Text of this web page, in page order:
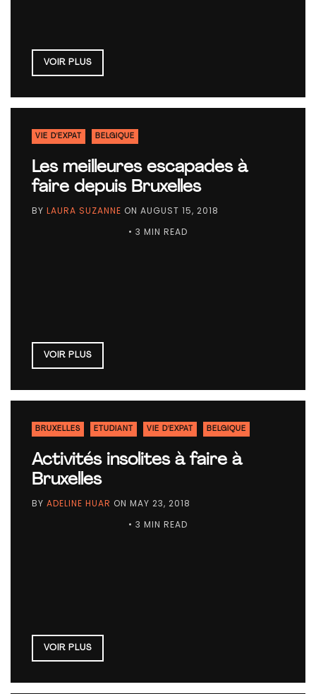
VOIR PLUS
VIE D'EXPAT BELGIQUE
Les meilleures escapades à
faire depuis Bruxelles
BY LAURA SUZANNE ON AUGUST 15, 2018
• 3 MIN READ
VOIR PLUS
BRUXELLES ETUDIANT VIE D'EXPAT BELGIQUE
Activités insolites à faire à
Bruxelles
BY ADELINE HUAR ON MAY 23, 2018
• 3 MIN READ
VOIR PLUS